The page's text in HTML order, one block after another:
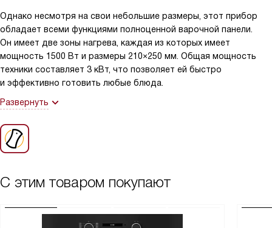
Однако несмотря на свои небольшие размеры, этот прибор
обладает всеми функциями полноценной варочной панели.
Он имеет две зоны нагрева, каждая из которых имеет
мощность 1500 Вт и размеры 210×250 мм. Общая мощность
техники составляет 3 кВт, что позволяет ей быстро
и эффективно готовить любые блюда.
Развернуть
С этим товаром покупают